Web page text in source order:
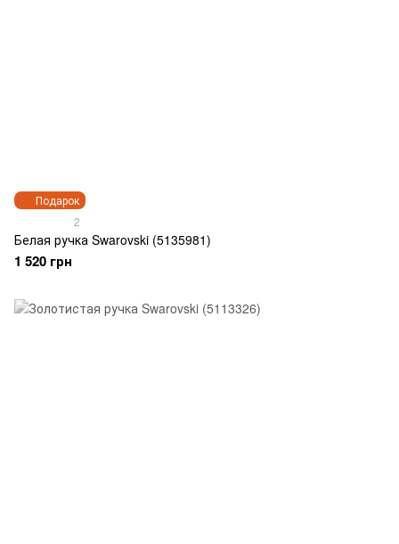
Подарок
2
Белая ручка Swarovski (5135981)
1 520 грн